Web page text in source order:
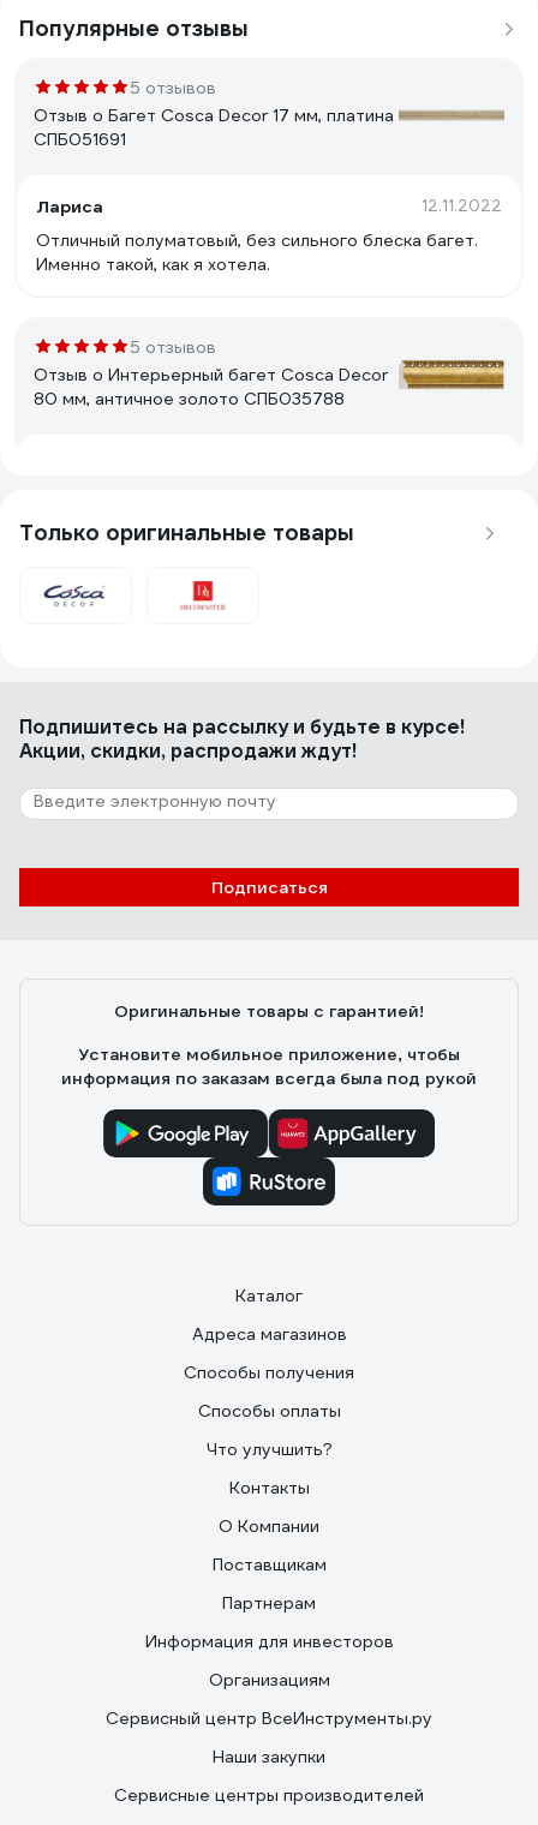
Популярные отзывы
5 отзывов
Отзыв о Багет Cosca Decor 17 мм, платина
СПБ051691
Лариса 12.11.2022
Отличный полуматовый, без сильного блеска багет.
Именно такой, как я хотела.
5 отзывов
Отзыв о Интерьерный багет Cosca Decor
80 мм, античное золото СПБ035788
Отзыв о Багет Decomaster 57x26x2900
Собрал раму для картины, вполне добротно
Только оригинальные товары
Подпишитесь на рассылкуи будьте в курсе!
Акции, скидки, распродажи ждут!
Подписаться
Оригинальные товары с гарантией!
Установите мобильное приложение, чтобы
информация по заказам всегда была под рукой
Каталог
Адреса магазинов
Способы получения
Способы оплаты
Что улучшить?
Контакты
О Компании
Поставщикам
Партнерам
Информация для инвесторов
Организациям
Сервисный центр ВсеИнструменты.ру
Наши закупки
Сервисные центры производителей